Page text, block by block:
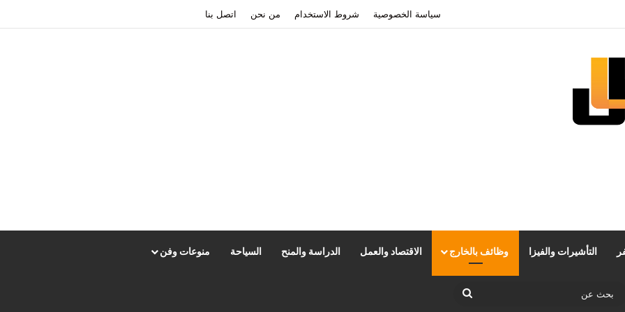
سياسة الخصوصية شروط الاستخدام من نحن اتصل بنا
التأشيرات والفيزا وظائف بالخارج الاقتصاد والعمل الدراسة والمنح السياحة منوعات وفن
المظلم
بحث